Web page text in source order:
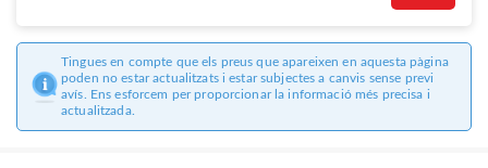
Tingues en compte que els preus que apareixen en aquesta pàgina
poden no estar actualitzats i estar subjectes a canvis sense previ
avís. Ens esforcem per proporcionar la informació més precisa i
actualitzada.